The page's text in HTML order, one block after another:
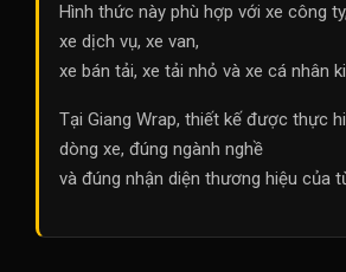
Hình thức này phù hợp với xe công
xe dịch vụ, xe van,
xe bán tải, xe tải nhỏ và xe cá nhân
Tại Giang Wrap, thiết kế được thực
dòng xe, đúng ngành nghề
và đúng nhận diện thương hiệu của